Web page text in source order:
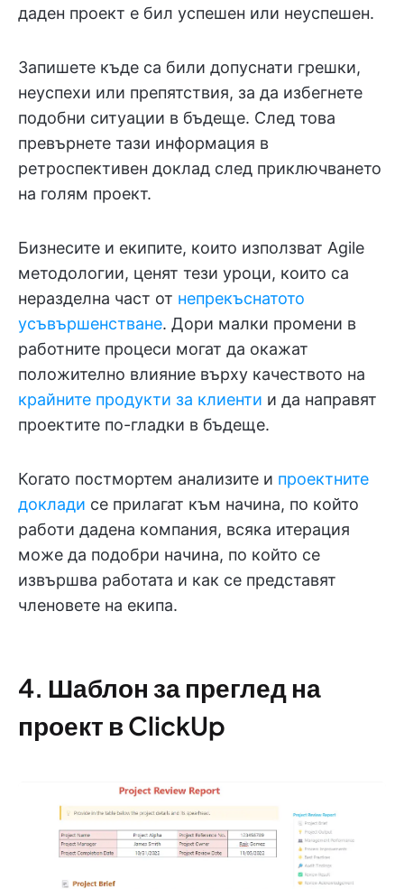
даден проект е бил успешен или неуспешен.
Запишете къде са били допуснати грешки,
неуспехи или препятствия, за да избегнете
подобни ситуации в бъдеще. След това
превърнете тази информация в
ретроспективен доклад след приключването
на голям проект.
Бизнесите и екипите, които използват Agile
методологии, ценят тези уроци, които са
неразделна част от непрекъснатото
усъвършенстване. Дори малки промени в
работните процеси могат да окажат
положително влияние върху качеството на
крайните продукти за клиенти и да направят
проектите по-гладки в бъдеще.
Когато постмортем анализите и проектните
доклади се прилагат към начина, по който
работи дадена компания, всяка итерация
може да подобри начина, по който се
извършва работата и как се представят
членовете на екипа.
4. Шаблон за преглед на
проект в ClickUp